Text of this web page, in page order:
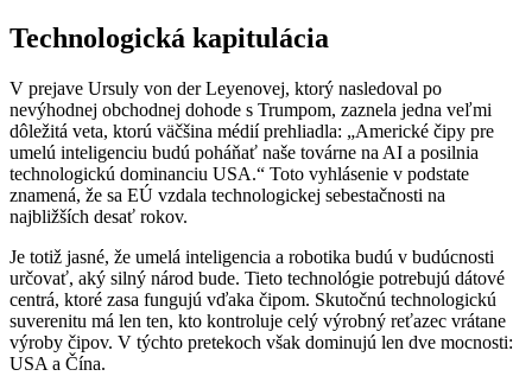
Technologická kapitulácia
V prejave Ursuly von der Leyenovej, ktorý nasledoval po
nevýhodnej obchodnej dohode s Trumpom, zaznela jedna veľmi
dôležitá veta, ktorú väčšina médií prehliadla: „Americké čipy pre
umelú inteligenciu budú poháňať naše továrne na AI a posilnia
technologickú dominanciu USA.“ Toto vyhlásenie v podstate
znamená, že sa EÚ vzdala technologickej sebestačnosti na
najbližších desať rokov.
Je totiž jasné, že umelá inteligencia a robotika budú v budúcnosti
určovať, aký silný národ bude. Tieto technológie potrebujú dátové
centrá, ktoré zasa fungujú vďaka čipom. Skutočnú technologickú
suverenitu má len ten, kto kontroluje celý výrobný reťazec vrátane
výroby čipov. V týchto pretekoch však dominujú len dve mocnosti:
USA a Čína.